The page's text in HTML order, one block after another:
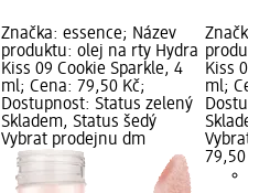
Značka: essence; Název
produktu: olej na rty Hydra
Kiss 09 Cookie Sparkle, 4
ml; Cena: 79,50 Kč;
Dostupnost: Status zelený
Skladem, Status šedý
Vybrat prodejnu dm
Značka:
Kiss 01
ml;
Vybrat
79,50 Kč